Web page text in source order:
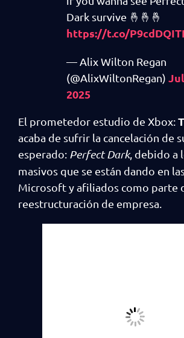
Dark survive 🤞🤞🤞
https://t.co/
— Alix Wilton Regan
(@AlixWiltonRegan)
2025
El prometedor estudio de Xbox:
acaba de sufrir la cancelación de
esperado: Perfect Dark, debido a
masivos que se están dando en
Microsoft y afiliados como parte
reestructuración de empresa.